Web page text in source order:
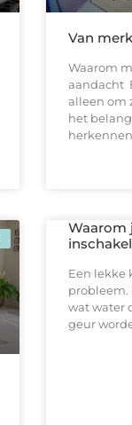
Van
Waarom
aandacht
alleen om
het
Waarom
Een lekke
probleem.
wat water
geur